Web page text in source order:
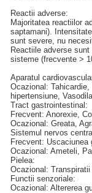
Reactii adverse:
Majoritatea reactiilor
saptamani).
sunt severe, nu
Reactiile adverse
sisteme (frecvente >
Aparatul
Ocazional:
hipertensiune,
Tract gastrointestinal:
Frecvent: Anorexie,
Ocazional: Greata,
Sistemul nervos
Frecvent: Uscaciunea
Ocazional: Ameteli,
Pielea:
Ocazional: Transpiratii
Functii senzoriale:
Ocazional: Altererea